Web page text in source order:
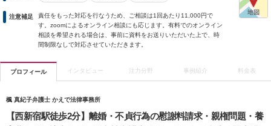
注意補足
責任をもった対応を行なうため、ご相談は1回あたり11,000円で
す。zoomによるオンライン相談にも応じます。有料でのオンライン
相談を希望される場合は、事前に資料をお送りいただいた上で、時
間制限なしで対応させていただきます。
プロフィール インタビュー 注力分野 事例紹介 料金表
楓 真紀子弁護士 かえで法律事務所
【西新宿駅徒歩2分】離婚・不貞行為の慰謝料請求・親権問題・養